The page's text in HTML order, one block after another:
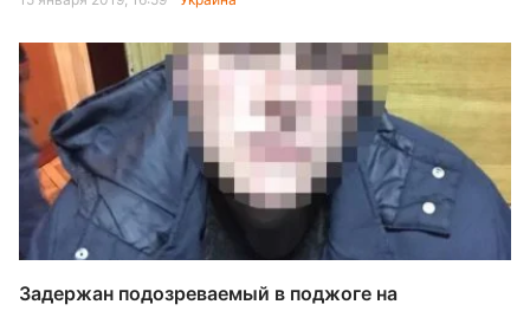
Задержан подозреваемый в поджоге на